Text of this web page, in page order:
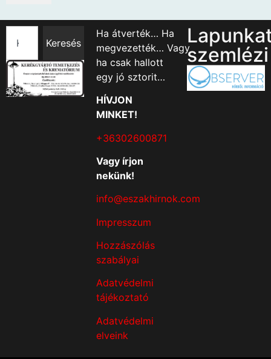
Keresés
Ha átverték… Ha
megvezették… Vagy
ha csak hallott
egy jó sztorit…
HÍVJON
MINKET!
+36302600871
Vagy írjon
nekünk!
info@eszakhirnok.com
Impresszum
Hozzászólás
szabályai
Adatvédelmi
tájékoztató
Adatvédelmi
elveink
szemlézi